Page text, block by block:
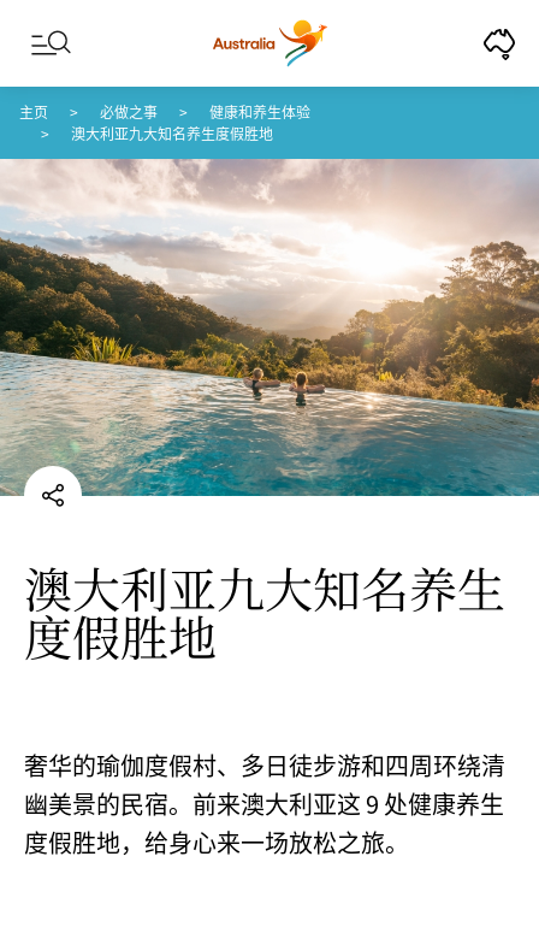
Skip to content
Skip to footer navigation
主页 必做之事
健康和养生体验
澳大利亚九大知名养生度假胜地
澳大利亚九大知名养生
度假胜地
奢华的瑜伽度假村、多日徒步游和四周环绕清
幽美景的民宿。前来澳大利亚这 9 处健康养生
度假胜地，给身心来一场放松之旅。